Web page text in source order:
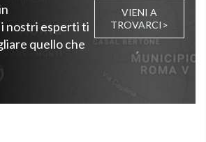
nostri esperti ti
quello che
VIENI A
TROVARCI>